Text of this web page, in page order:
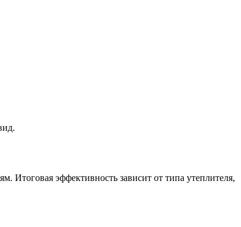
Итоговая эффективность зависит от типа утеплителя,